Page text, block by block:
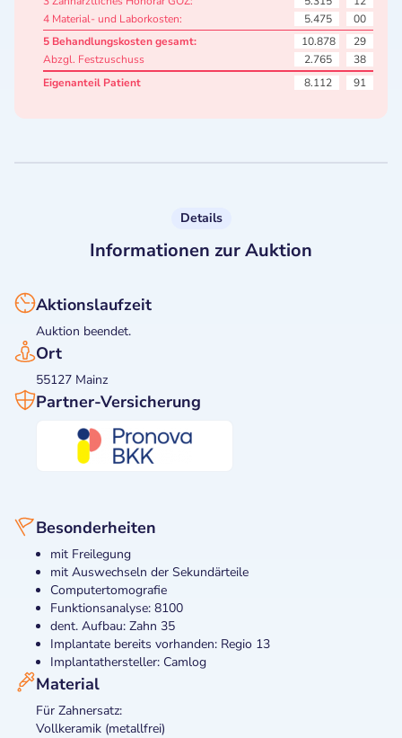
4 Material- und Laborkosten:
5.475
00
5 Behandlungskosten gesamt:
10.878
29
Abzgl. Festzuschuss
2.765
38
Eigenanteil Patient
8.112 91
Details
Informationen zur Auktion
Aktionslaufzeit
Auktion beendet.
Ort
55127 Mainz
Partner-Versicherung
Besonderheiten
mit Freilegung
mit Auswechseln der Sekundärteile
Computertomografie
Funktionsanalyse: 8100
dent. Aufbau: Zahn 35
Implantate bereits vorhanden: Regio 13
Implantathersteller: Camlog
Material
Für Zahnersatz:
Vollkeramik (metallfrei)